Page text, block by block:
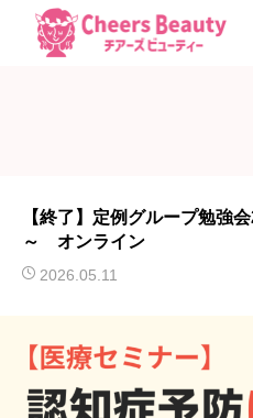
【終了】定例グループ勉強
～ オンライン
2026.05.11